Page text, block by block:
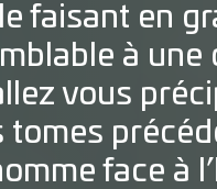
faisant en
à
vous
tomes
face à